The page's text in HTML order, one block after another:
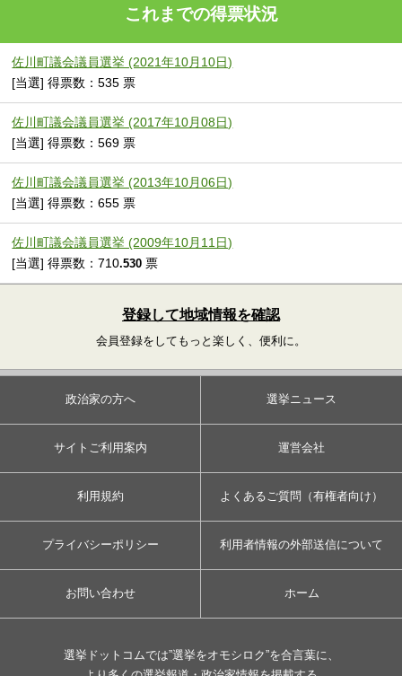
これまでの得票状況
佐川町議会議員選挙 (2021年10月10日)
[当選] 得票数：535 票
佐川町議会議員選挙 (2017年10月08日)
[当選] 得票数：569 票
佐川町議会議員選挙 (2013年10月06日)
[当選] 得票数：655 票
佐川町議会議員選挙 (2009年10月11日)
[当選] 得票数：710.530 票
登録して地域情報を確認
会員登録をしてもっと楽しく、便利に。
政治家の方へ 選挙ニュース
サイトご利用案内 運営会社
利用規約 よくあるご質問（有権者向け）
プライバシーポリシー 利用者情報の外部送信について
お問い合わせ ホーム
選挙ドットコムでは”選挙をオモシロク”を合言葉に、